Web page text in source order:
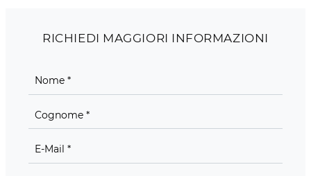
RICHIEDI MAGGIORI INFORMAZIONI